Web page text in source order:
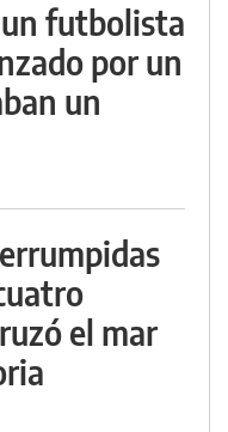
futbolista
por un
un
el mar